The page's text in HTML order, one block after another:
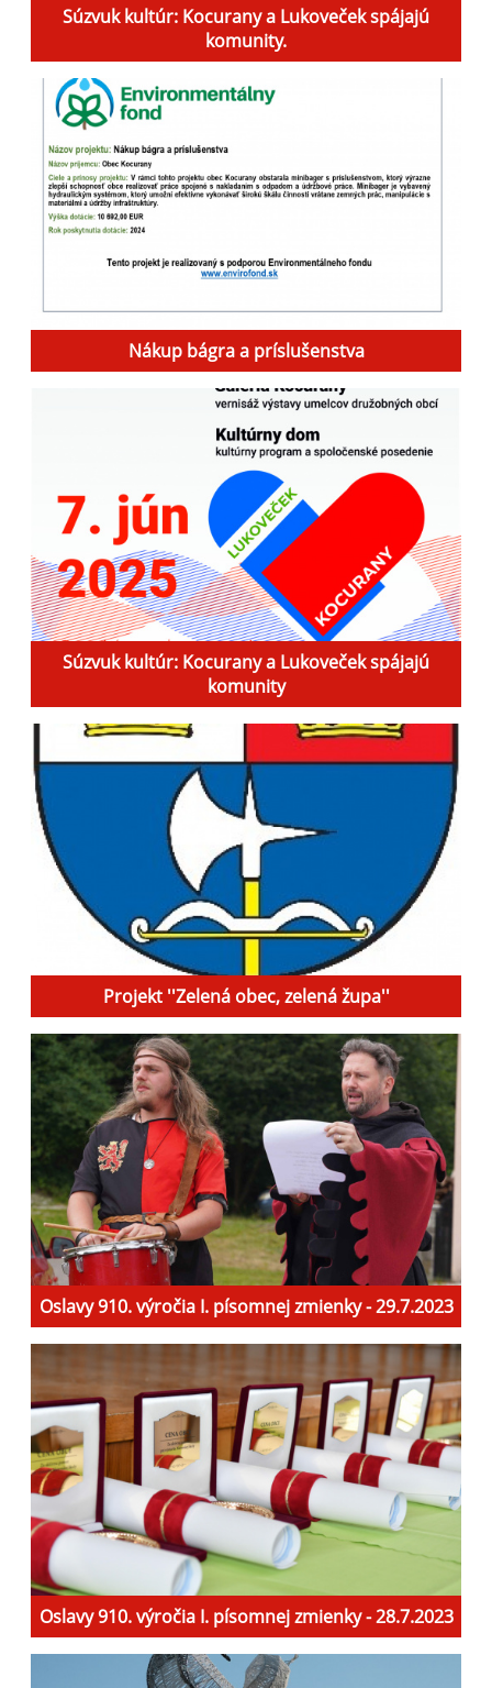
Súzvuk kultúr: Kocurany a Lukoveček spájajú
komunity.
Nákup bágra a príslušenstva
Súzvuk kultúr: Kocurany a Lukoveček spájajú
komunity
Projekt ''Zelená obec, zelená župa''
Oslavy 910. výročia I. písomnej zmienky - 29.7.2023
Oslavy 910. výročia I. písomnej zmienky - 28.7.2023